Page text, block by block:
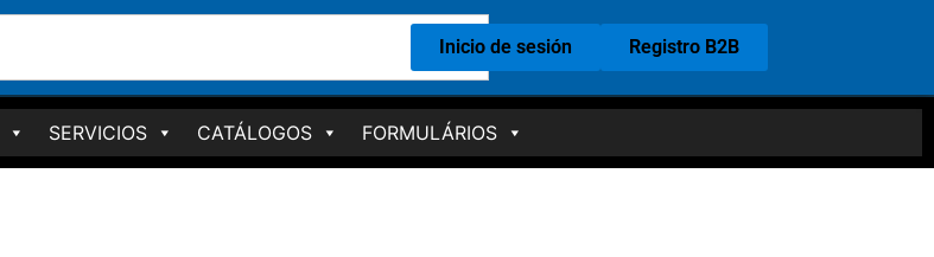
Inicio de sesión Registro B2B
SERVICIOS CATÁLOGOS FORMULÁRIOS